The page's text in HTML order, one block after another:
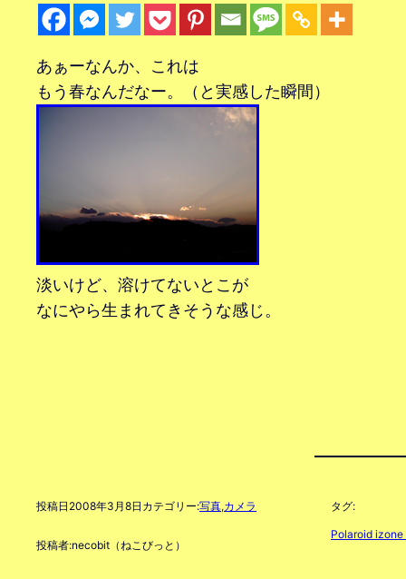
あぁーなんか、これは
もう春なんだなー。（と実感した瞬間）
淡いけど、溶けてないとこが
なにやら生まれてきそうな感じ。
投稿日 2008年3月8日 カテゴリー:写真,カメラ
投稿者:necobit（ねこびっと）
タグ:
Polaroid izone